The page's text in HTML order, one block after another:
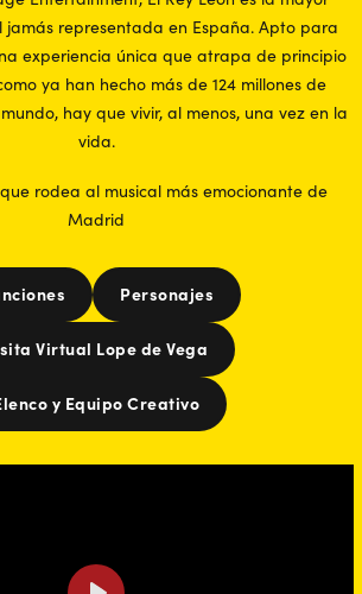
jamás representada en España. Apto para
experiencia única que atrapa de principio
ya han hecho más de 124 millones de
hay que vivir, al menos, una vez en la
vida.
rodea al musical más emocionante de
Madrid
Personajes
Virtual Lope de Vega
y Equipo Creativo